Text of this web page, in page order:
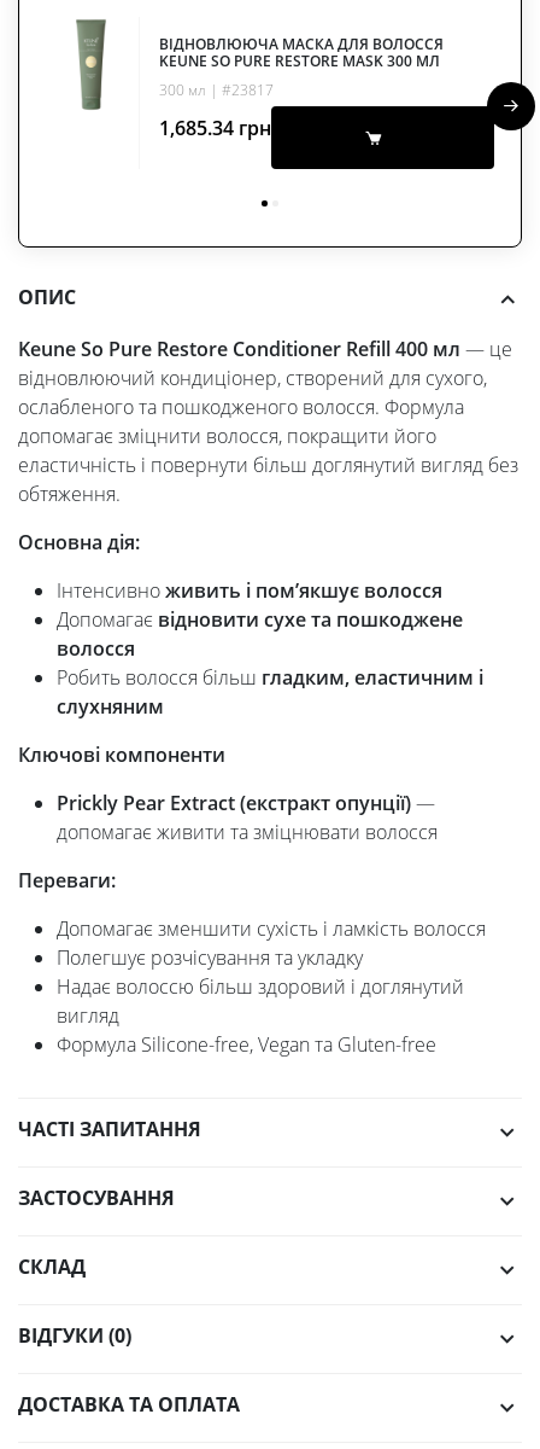
ВІДНОВЛЮЮЧА МАСКА ДЛЯ ВОЛОССЯ
KEUNE SO PURE RESTORE MASK 300 МЛ
300 мл | #23817
1,685.34 грн
ОПИС
Keune So Pure Restore Conditioner Refill 400 мл — це
відновлюючий кондиціонер, створений для сухого,
ослабленого та пошкодженого волосся. Формула
допомагає зміцнити волосся, покращити його
еластичність і повернути більш доглянутий вигляд без
обтяження.
Основна дія:
Інтенсивноживить і пом’якшує волосся
Допомагає відновити сухе та пошкоджене
волосся
Робить волосся більш гладким, еластичним і
слухняним
Ключові компоненти
Prickly Pear Extract (екстракт опунції)—
допомагає живити та зміцнювати волосся
Переваги:
Допомагає зменшити сухість і ламкість волосся
Полегшує розчісування та укладку
Надає волоссю більш здоровий і доглянутий
вигляд
Формула Silicone-free, Vegan та Gluten-free
ЧАСТІ ЗАПИТАННЯ
ЗАСТОСУВАННЯ
СКЛАД
ВІДГУКИ (0)
ДОСТАВКА ТА ОПЛАТА